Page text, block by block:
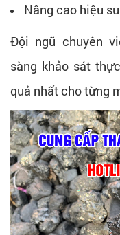
Nâng cao hiệu
Đội ngũ chuyên
sàng khảo sát
quả nhất cho từng